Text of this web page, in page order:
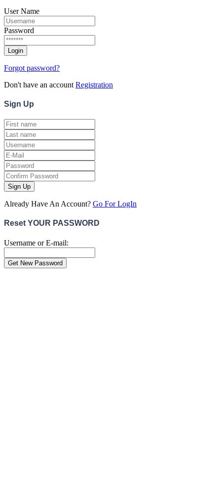
User Name
Password
Forgot password?
Don't have an account Registration
Sign Up
Sign Up
Already Have An Account? Go For LogIn
Reset YOUR PASSWORD
Username or E-mail: